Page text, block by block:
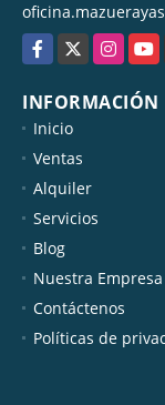
EMAIL
INFORMACIÓN
Inicio
Ventas
Alquiler
Servicios
Blog
Nuestra Empresa
Contáctenos